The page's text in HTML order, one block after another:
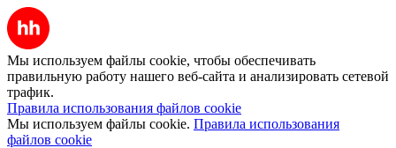
Мы используем файлы cookie, чтобы обеспечивать
правильную работу нашего веб-сайта и анализировать сетевой
трафик.
Правила использования файлов cookie
Мы используем файлы cookie. Правила использования
файлов cookie